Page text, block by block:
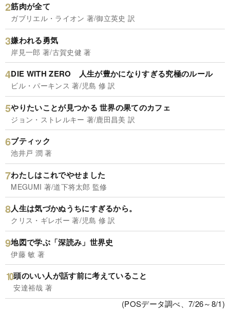
筋肉が全て
ガブリエル・ライオン 著/御立英史 訳
嫌われる勇気
岸見一郎 著/古賀史健 著
DIE WITH ZERO 人生が豊かになりすぎる究極のルール
ビル・パーキンス 著/児島 修 訳
やりたいことが見つかる 世界の果てのカフェ
ジョン・ストレルキー 著/鹿田昌美 訳
ブティック
池井戸 潤 著
わたしはこれでやせました
MEGUMI 著/道下将太郎 監修
人生は気づかぬうちにすぎるから。
クリス・ギレボー 著/児島 修 訳
地図で学ぶ「深読み」世界史
伊藤 敏 著
頭のいい人が話す前に考えていること
安達裕哉 著
(POSデータ調べ、7/26～8/1)